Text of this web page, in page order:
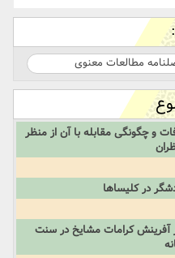
مطالعات معنوی
و‌ چگونگی‌ مقابله‌ با‌ آن‌ از‌ منظر‌
در‌ کلیساها
آفرینش‌ کرامات‌ مشایخ‌ در‌ سنت‌